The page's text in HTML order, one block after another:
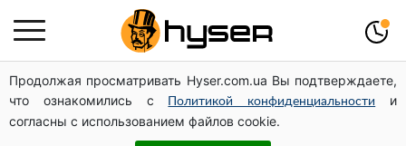
Продолжая просматривать Hyser.com.ua Вы подтверждаете,
что ознакомились с
Политикой конфиденциальности
и
согласны с использованием файлов cookie.
штрафы